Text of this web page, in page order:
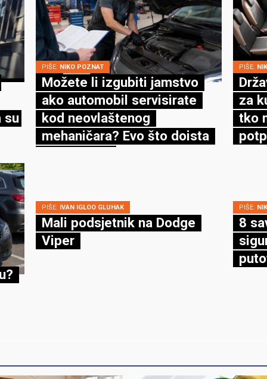
su
PIŠE: NIKO POZNAT
Možete li izgubiti jamstvo
ako automobil servisirate
kod neovlaštenog
mehaničara? Evo što doista
PIŠE:
za
tko
PIŠE: IVAN IGLOO GLUHAK
Mali podsjetnik na Dodge
Viper
PIŠE:
8